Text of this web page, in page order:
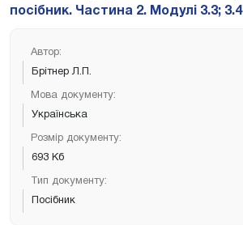
посібник. Частина 2. Модулі 3.3; 3.4
Автор:
Брітнер Л.П.
Мова документу:
Українська
Розмір документу:
693 Кб
Тип документу:
Посібник